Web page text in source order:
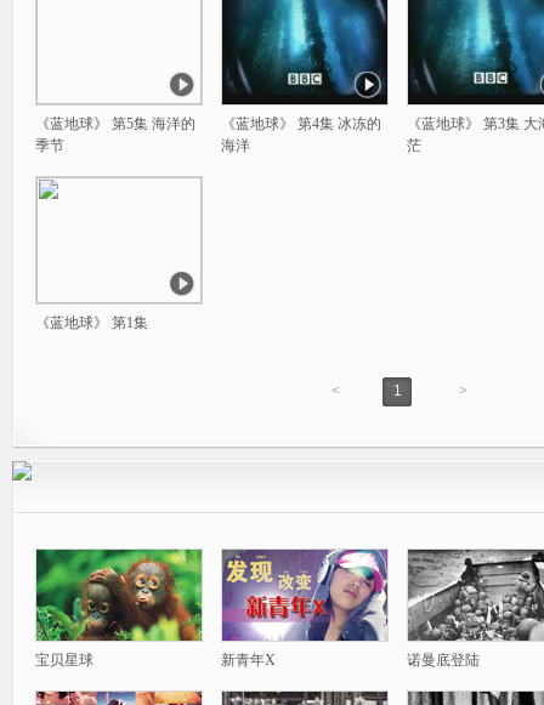
《蓝地球》 第5集 海洋的
季节
《蓝地球》 第4集 冰冻的
海洋
《蓝地球》 第3集 大
茫
《蓝地球》 第1集
< 1 >
宝贝星球 新青年X 诺曼底登陆